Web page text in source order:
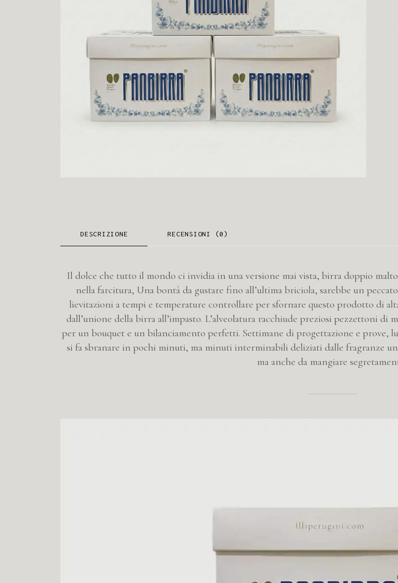
DESCRIZIONE RECENSIONI (0)
Il dolce che tutto il mondo ci invidia in una versione mai vista, birra doppio
nella farcitura, Una bontà da gustare fino all’ultima briciola, sarebbe un
lievitazioni a tempi e temperature controllare per sfornare questo prodotto di
dall’unione della birra all’impasto. L’alveolatura racchiude preziosi pezzettoni
per un bouquet e un bilanciamento perfetti. Settimane di progettazione e prove,
si fa sbranare in pochi minuti, ma minuti interminabili deliziati dalle fragranze
ma anche da mangiare